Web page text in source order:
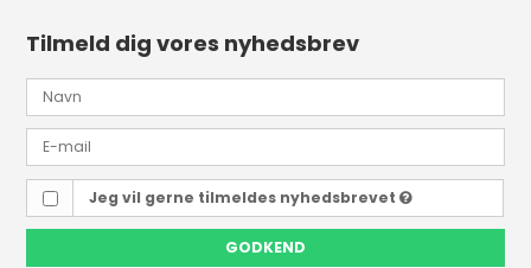
Tilmeld dig vores nyhedsbrev
Jeg vil gerne tilmeldes nyhedsbrevet
GODKEND